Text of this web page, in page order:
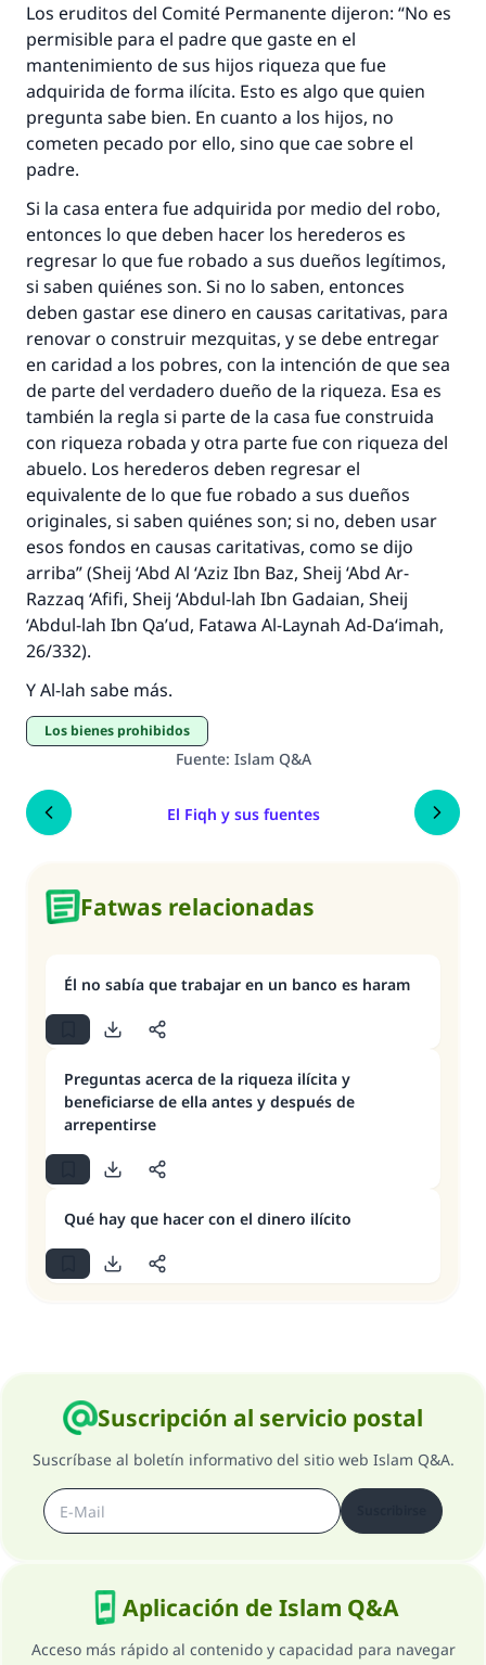
Los eruditos del Comité Permanente dijeron: “No es
permisible para el padre que gaste en el
mantenimiento de sus hijos riqueza que fue
adquirida de forma ilícita. Esto es algo que quien
pregunta sabe bien. En cuanto a los hijos, no
cometen pecado por ello, sino que cae sobre el
padre.
Si la casa entera fue adquirida por medio del robo,
entonces lo que deben hacer los herederos es
regresar lo que fue robado a sus dueños legítimos,
si saben quiénes son. Si no lo saben, entonces
deben gastar ese dinero en causas caritativas, para
renovar o construir mezquitas, y se debe entregar
en caridad a los pobres, con la intención de que sea
de parte del verdadero dueño de la riqueza. Esa es
también la regla si parte de la casa fue construida
con riqueza robada y otra parte fue con riqueza del
abuelo. Los herederos deben regresar el
equivalente de lo que fue robado a sus dueños
originales, si saben quiénes son; si no, deben usar
esos fondos en causas caritativas, como se dijo
arriba” (Sheij ‘Abd Al ‘Aziz Ibn Baz, Sheij ‘Abd Ar-
Razzaq ‘Afifi, Sheij ‘Abdul-lah Ibn Gadaian, Sheij
‘Abdul-lah Ibn Qa’ud, Fatawa Al-Laynah Ad-Da‘imah,
26/332).
Y Al-lah sabe más.
Los bienes prohibidos
Fuente: Islam Q&A
El Fiqh y sus fuentes
Fatwas relacionadas
Él no sabía que trabajar en un banco es haram
Preguntas acerca de la riqueza ilícita y
beneficiarse de ella antes y después de
arrepentirse
Qué hay que hacer con el dinero ilícito
Suscripción al servicio postal
Suscríbase al boletín informativo del sitio web Islam Q&A.
Aplicación de Islam Q&A
Acceso más rápido al contenido y capacidad para navegar